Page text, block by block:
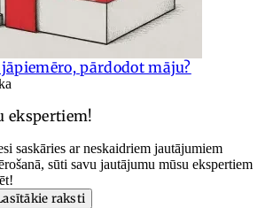
pārdodot māju?
ekspertiem!
saskāries ar neskaidriem jautājumiem
sūti savu jautājumu mūsu ekspertiem
raksti